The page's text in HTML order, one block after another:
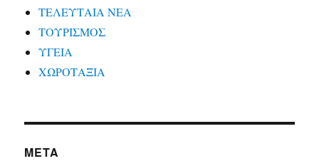
ΤΕΛΕΥΤΑΙΑ ΝΕΑ
ΤΟΥΡΙΣΜΟΣ
ΥΓΕΙΑ
ΧΩΡΟΤΑΞΙΑ
META